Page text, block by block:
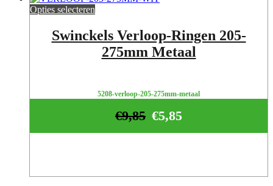
Opties selecteren
Swinckels Verloop-Ringen 205-
275mm Metaal
5208-verloop-205-275mm-metaal
€5,85
€9,85